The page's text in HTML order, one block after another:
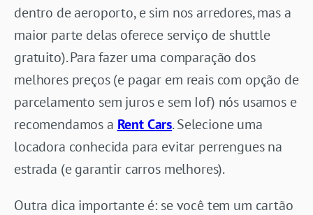
dentro de aeroporto, e sim nos arredores, mas a
maior parte delas oferece serviço de shuttle
gratuito). Para fazer uma comparação dos
melhores preços (e pagar em reais com opção de
parcelamento sem juros e sem Iof) nós usamos e
recomendamos a Rent Cars. Selecione uma
locadora conhecida para evitar perrengues na
estrada (e garantir carros melhores).
Outra dica importante é: se você tem um cartão